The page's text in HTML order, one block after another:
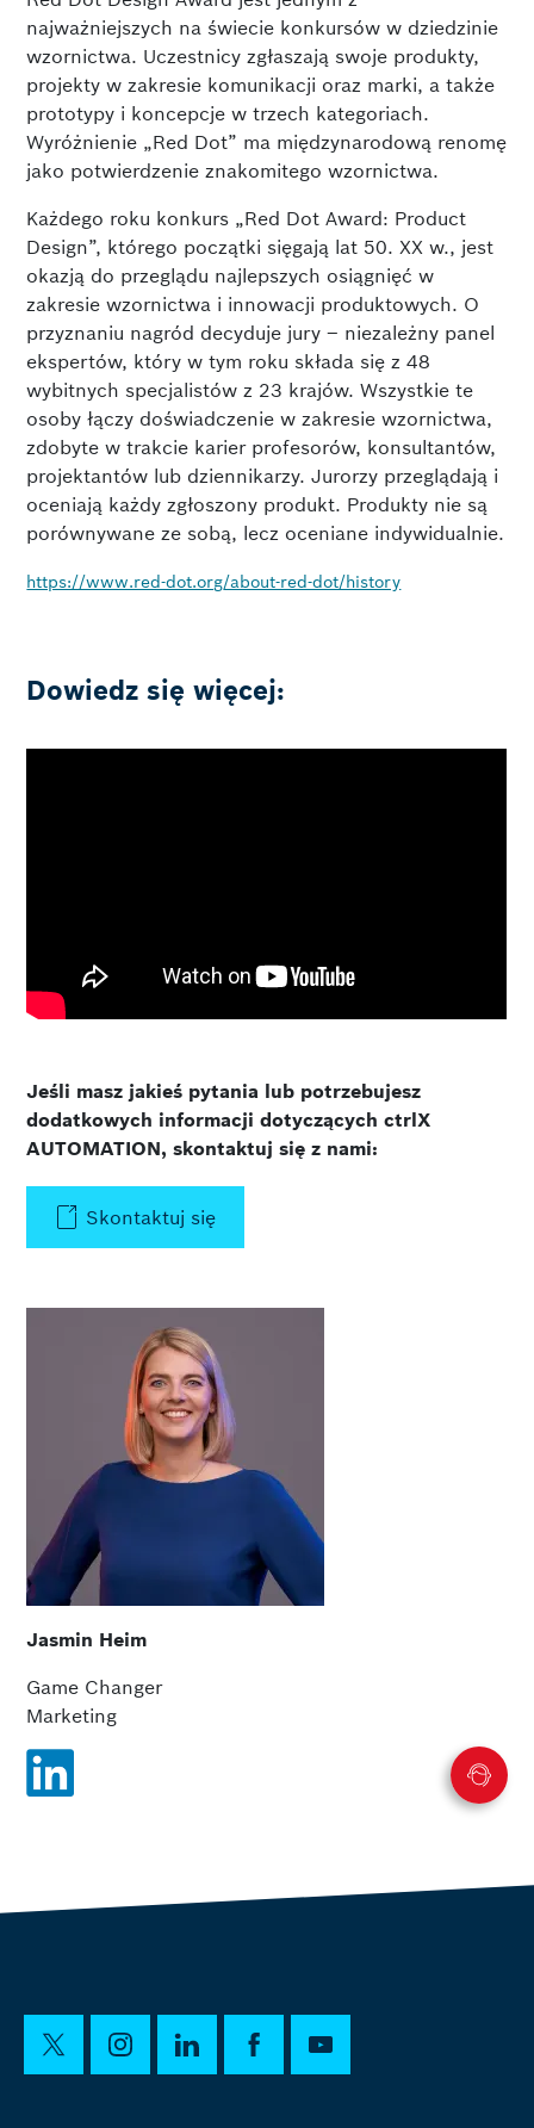
najważniejszych na świecie konkursów w dziedzinie
wzornictwa. Uczestnicy zgłaszają swoje produkty,
projekty w zakresie komunikacji oraz marki, a także
prototypy i koncepcje w trzech kategoriach.
Wyróżnienie „Red Dot” ma międzynarodową renomę
jako potwierdzenie znakomitego wzornictwa.
Każdego roku konkurs „Red Dot Award: Product
Design”, którego początki sięgają lat 50. XX w., jest
okazją do przeglądu najlepszych osiągnięć w
zakresie wzornictwa i innowacji produktowych. O
przyznaniu nagród decyduje jury – niezależny panel
ekspertów, który w tym roku składa się z 48
wybitnych specjalistów z 23 krajów. Wszystkie te
osoby łączy doświadczenie w zakresie wzornictwa,
zdobyte w trakcie karier profesorów, konsultantów,
projektantów lub dziennikarzy. Jurorzy przeglądają i
oceniają każdy zgłoszony produkt. Produkty nie są
porównywane ze sobą, lecz oceniane indywidualnie.
https://www.red-dot.org/about-red-dot/history
Dowiedz się więcej:
Jeśli masz jakieś pytania lub potrzebujesz
dodatkowych informacji dotyczących ctrlX
AUTOMATION, skontaktuj się z nami:
Skontaktuj się
Jasmin Heim
Game Changer
Marketing